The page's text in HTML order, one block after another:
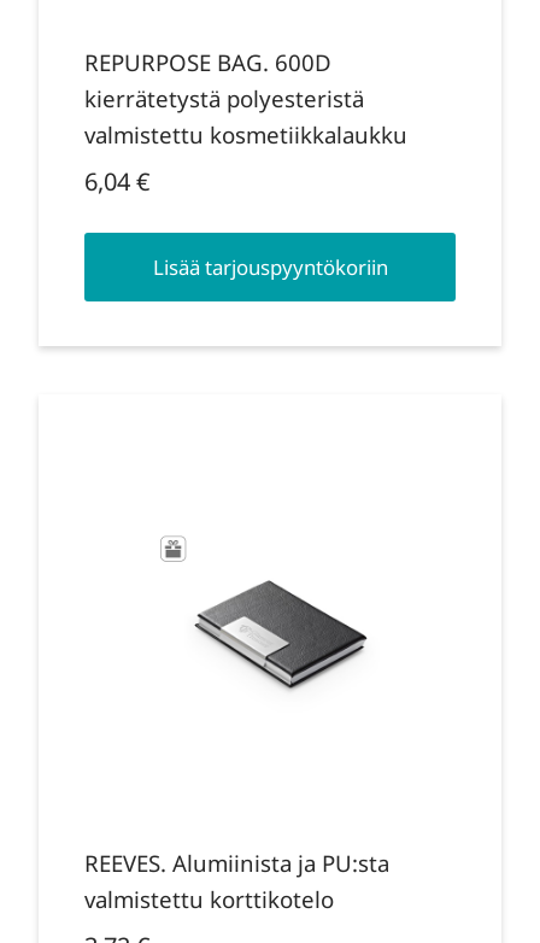
REPURPOSE BAG. 600D
kierrätetystä polyesteristä
valmistettu kosmetiikkalaukku
6,04€
Lisää tarjouspyyntökoriin
REEVES. Alumiinista ja PU:sta
valmistettu korttikotelo